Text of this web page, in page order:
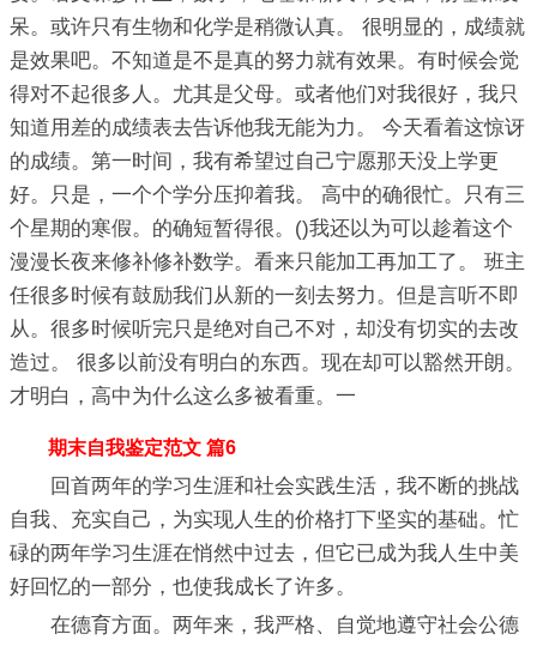
呆。或许只有生物和化学是稍微认真。 很明显的，成绩就
是效果吧。不知道是不是真的努力就有效果。有时候会觉
得对不起很多人。尤其是父母。或者他们对我很好，我只
知道用差的成绩表去告诉他我无能为力。 今天看着这惊讶
的成绩。第一时间，我有希望过自己宁愿那天没上学更
好。只是，一个个学分压抑着我。 高中的确很忙。只有三
个星期的寒假。的确短暂得很。()我还以为可以趁着这个
漫漫长夜来修补修补数学。看来只能加工再加工了。 班主
任很多时候有鼓励我们从新的一刻去努力。但是言听不即
从。很多时候听完只是绝对自己不对，却没有切实的去改
造过。 很多以前没有明白的东西。现在却可以豁然开朗。
才明白，高中为什么这么多被看重。一
期末自我鉴定范文 篇6
回首两年的学习生涯和社会实践生活，我不断的挑战
自我、充实自己，为实现人生的价格打下坚实的基础。忙
碌的两年学习生涯在悄然中过去，但它已成为我人生中美
好回忆的一部分，也使我成长了许多。
在德育方面。两年来，我严格、自觉地遵守社会公德